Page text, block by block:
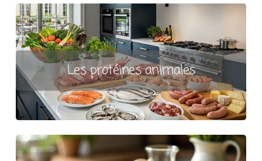
Les protéines animales